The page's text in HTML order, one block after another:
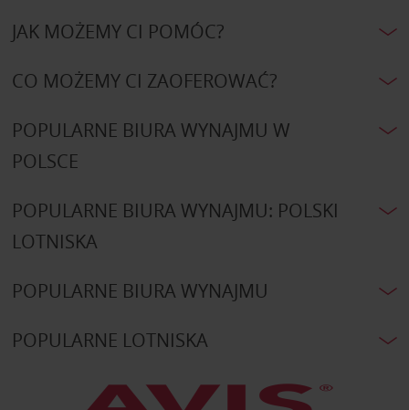
JAK MOŻEMY CI POMÓC?
CO MOŻEMY CI ZAOFEROWAĆ?
POPULARNE BIURA WYNAJMU W
POLSCE
POPULARNE BIURA WYNAJMU: POLSKI
LOTNISKA
POPULARNE BIURA WYNAJMU
POPULARNE LOTNISKA